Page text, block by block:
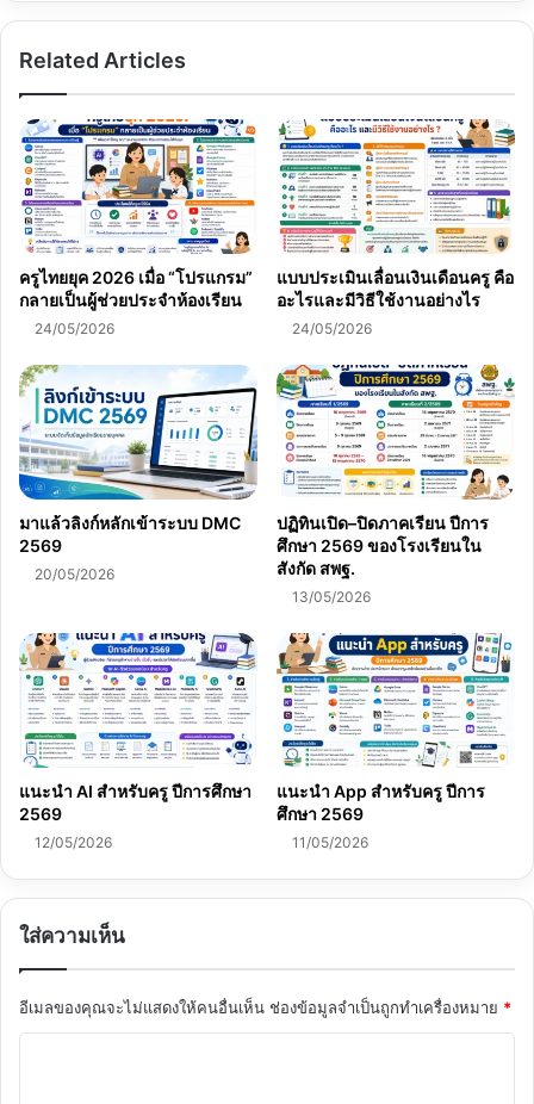
ผู้
ทั่วไป
สพฐ.
Related Articles
ครูไทยยุค 2026 เมื่อ “โปรแกรม”
กลายเป็นผู้ช่วยประจำห้องเรียน
24/05/2026
แบบประเมินเลื่อนเงินเดือนครู คือ
อะไรและมีวิธีใช้งานอย่างไร
24/05/2026
มาแล้วลิงก์หลักเข้าระบบ DMC
2569
20/05/2026
ปฏิทินเปิด–ปิดภาคเรียน ปีการ
ศึกษา 2569 ของโรงเรียนใน
สังกัด สพฐ.
13/05/2026
แนะนำ AI สำหรับครู ปีการศึกษา
2569
12/05/2026
แนะนำ App สำหรับครู ปีการ
ศึกษา 2569
11/05/2026
ใส่ความเห็น
อีเมลของคุณจะไม่แสดงให้คนอื่นเห็น ช่องข้อมูลจำเป็นถูกทำเครื่องหมาย *